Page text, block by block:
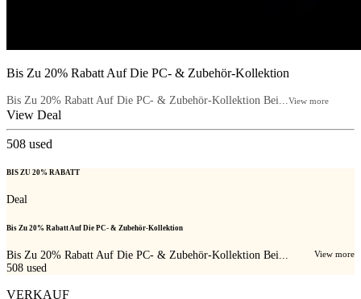
Bis Zu 20% Rabatt Auf Die PC- & Zubehör-Kollektion
Bis Zu 20% Rabatt Auf Die PC- & Zubehör-Kollektion Bei... View more
View Deal
508 used
BIS ZU 20% RABATT
Deal
Bis Zu 20% Rabatt Auf Die PC- & Zubehör-Kollektion
Bis Zu 20% Rabatt Auf Die PC- & Zubehör-Kollektion Bei... View more
508 used
VERKAUF